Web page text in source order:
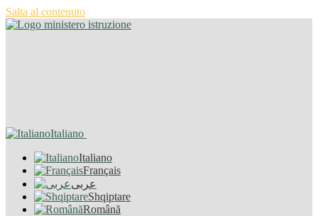
Salta al contenuto
Italiano
Italiano
Français
عربى
Shqiptare
Română